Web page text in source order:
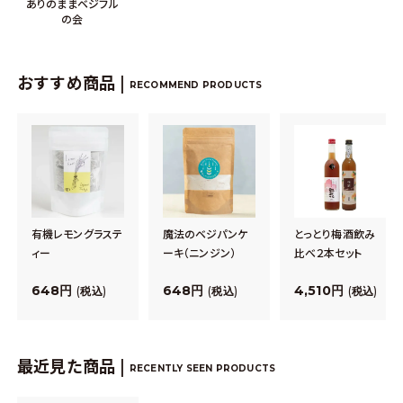
ありのままベジフル
の会
おすすめ商品 | RECOMMEND PRODUCTS
有機レモングラステ
ィー
648 税込
魔法のベジパンケ
ーキ（ニンジン）
648 税込
とっとり梅酒飲み
比べ２本セット
4,510 税込
最近見た商品 | RECENTLY SEEN PRODUCTS